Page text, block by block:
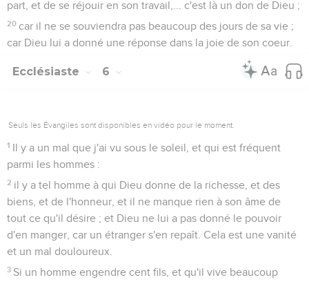
part, et de se réjouir en son travail,... c'est là un don de Dieu ;
20 car il ne se souviendra pas beaucoup des jours de sa vie ;
car Dieu lui a donné une réponse dans la joie de son coeur.
Ecclésiaste 6
Seuls les Évangiles sont disponibles en vidéo pour le moment.
1 Il y a un mal que j'ai vu sous le soleil, et qui est fréquent
parmi les hommes :
2 il y a tel homme à qui Dieu donne de la richesse, et des
biens, et de l'honneur, et il ne manque rien à son âme de
tout ce qu'il désire ; et Dieu ne lui a pas donné le pouvoir
d'en manger, car un étranger s'en repaît. Cela est une vanité
et un mal douloureux.
3 Si un homme engendre cent fils, et qu'il vive beaucoup